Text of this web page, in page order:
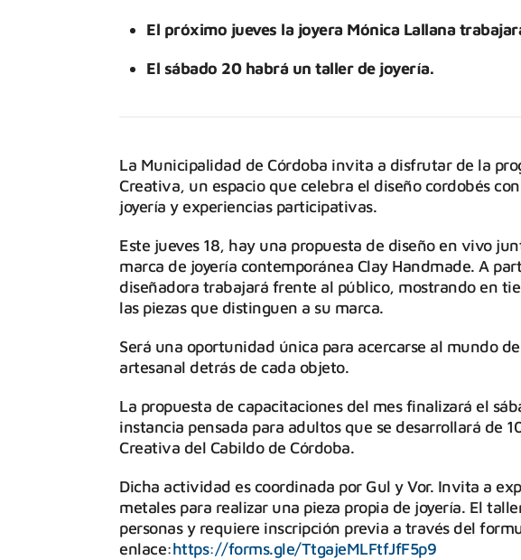
El próximo jueves la joyera Mónica Lallana
El sábado 20 habrá un taller de joyería.
La Municipalidad de Córdoba invita a disfrutar de la
Creativa, un espacio que celebra el diseño cordobés
joyería y experiencias participativas.
Este jueves 18, hay una propuesta de diseño en vivo
marca de joyería contemporánea Clay Handmade. A
diseñadora trabajará frente al público, mostrando en
las piezas que distinguen a su marca.
Será una oportunidad única para acercarse al mundo
artesanal detrás de cada objeto.
La propuesta de capacitaciones del mes finalizará el
instancia pensada para adultos que se desarrollará de
Creativa del Cabildo de Córdoba.
Dicha actividad es coordinada por Gul y Vor. Invita a
metales para realizar una pieza propia de joyería. El
personas y requiere inscripción previa a través del
enlace:https://forms.gle/TtgajeMLFtfJfF5p9